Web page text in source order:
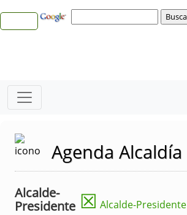
Agenda Alcaldía
Alcalde-
Presidente ☒ Alcalde-Presidente